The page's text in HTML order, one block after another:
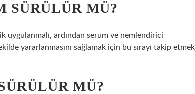
SÜRÜLÜR MÜ?
uygulanmalı, ardından serum ve nemlendirici
yararlanmasını sağlamak için bu sırayı takip etmek
MÜ?